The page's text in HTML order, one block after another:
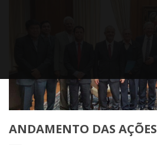
ANDAMENTO DAS AÇÕES